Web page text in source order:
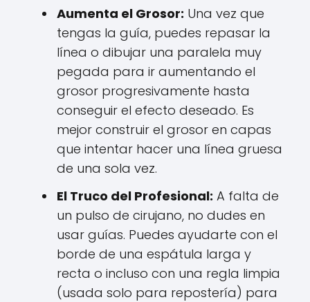
Aumenta el Grosor: Una vez que
tengas la guía, puedes repasar la
línea o dibujar una paralela muy
pegada para ir aumentando el
grosor progresivamente hasta
conseguir el efecto deseado. Es
mejor construir el grosor en capas
que intentar hacer una línea gruesa
de una sola vez.
El Truco del Profesional: A falta de
un pulso de cirujano, no dudes en
usar guías. Puedes ayudarte con el
borde de una espátula larga y
recta o incluso con una regla limpia
(usada solo para repostería) para